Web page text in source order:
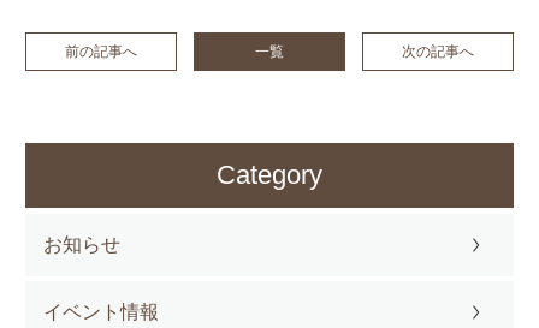
前の記事へ 一覧 次の記事へ
Category
お知らせ
イベント情報